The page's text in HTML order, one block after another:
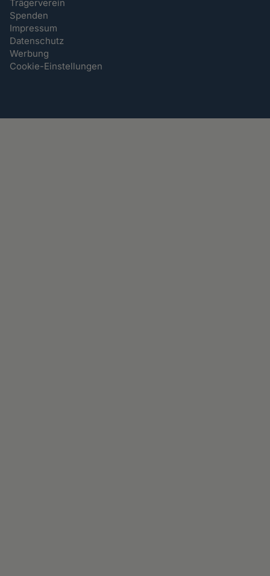
Trägerverein
Spenden
Impressum
Datenschutz
Werbung
Cookie-Einstellungen